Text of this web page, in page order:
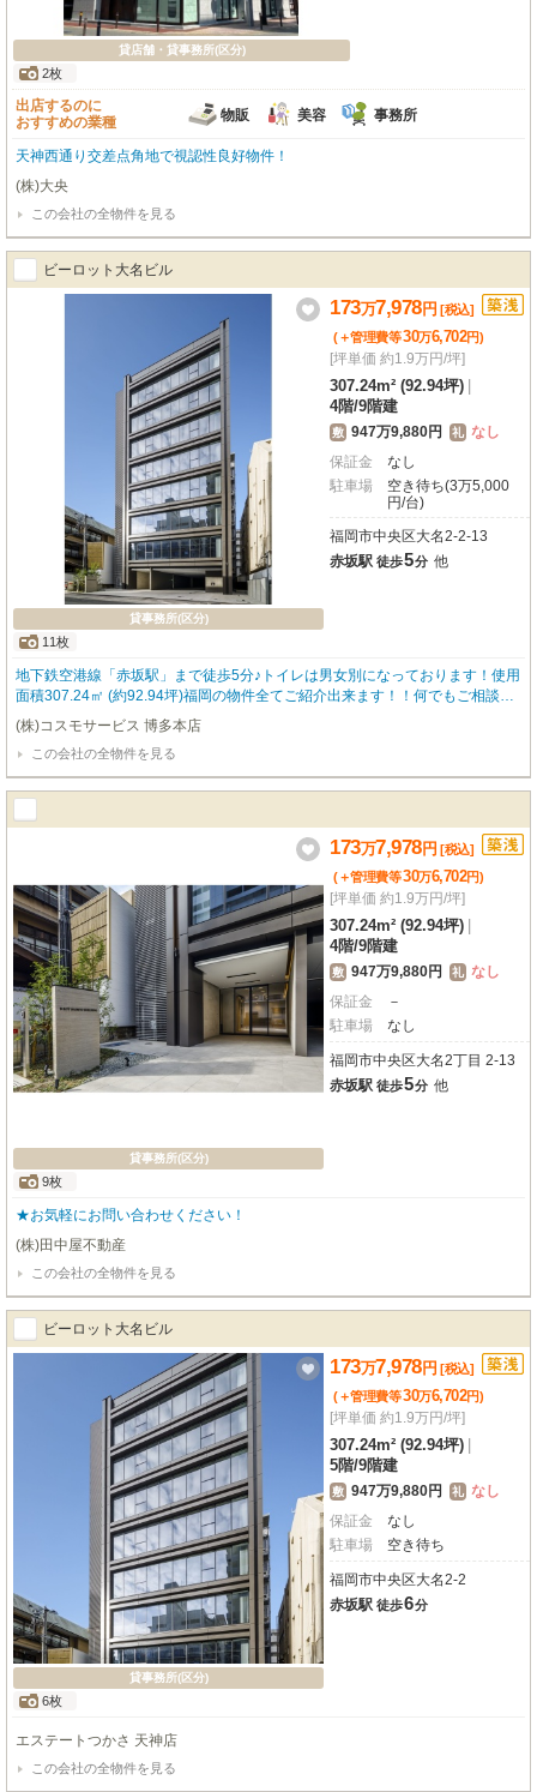
貸店舗・貸事務所(区分)
2枚
出店するのに
おすすめの業種
物販 美容 事務所
天神西通り交差点角地で視認性良好物件！
(株)大央
この会社の全物件を見る
ビーロット大名ビル
貸事務所(区分)
11枚
173万7,978円 [税込]
(＋管理費等30万6,702円)
[坪単価 約1.9万円/坪]
307.24m² (92.94坪)
4階/9階建
敷 947万9,880円 礼 なし
保証金
なし
駐車場
空き待ち(3万5,000
円/台)
福岡市中央区大名2-2-13
赤坂駅 徒歩5分 他
地下鉄空港線「赤坂駅」まで徒歩5分♪トイレは男女別になっております！使用
面積307.24㎡ (約92.94坪)福岡の物件全てご紹介出来ます！！何でもご相談下
さい♪★福岡の物件はコスモサービスまで★ 内覧をご希望の方はお気軽にお申
し付けください！ ※室内と間取りは現況優先でお願い致します。
(株)コスモサービス 博多本店
この会社の全物件を見る
貸事務所(区分)
9枚
173万7,978円 [税込]
(＋管理費等30万6,702円)
[坪単価 約1.9万円/坪]
307.24m² (92.94坪)
4階/9階建
敷 947万9,880円 礼 なし
保証金
－
駐車場
なし
福岡市中央区大名2丁目 2-13
赤坂駅 徒歩5分 他
★お気軽にお問い合わせください！
(株)田中屋不動産
この会社の全物件を見る
ビーロット大名ビル
貸事務所(区分)
6枚
173万7,978円 [税込]
(＋管理費等30万6,702円)
[坪単価 約1.9万円/坪]
307.24m² (92.94坪)
5階/9階建
敷 947万9,880円 礼 なし
保証金
なし
駐車場
空き待ち
福岡市中央区大名2-2
赤坂駅 徒歩6分
エステートつかさ 天神店
この会社の全物件を見る